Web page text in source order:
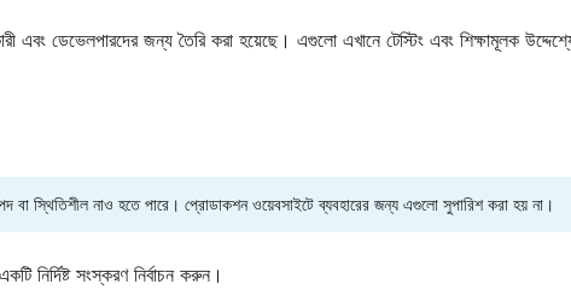
এবং ডেভেলপারদের জন্য তৈরি করা হয়েছে। এগুলো এখানে টেস্টিং এবং শিক্ষামূলক
বা স্থিতিশীল নাও হতে পারে। প্রোডাকশন ওয়েবসাইটে ব্যবহারের জন্য এগুলো সুপারিশ করা হয় না।
নির্দিষ্ট সংস্করণ নির্বাচন করুন।